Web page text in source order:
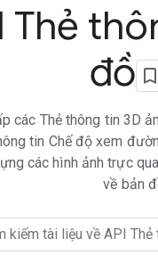
Thẻ
đồ
các Thẻ thông tin 3D
tin Chế độ xem
các hình ảnh trực
về bản